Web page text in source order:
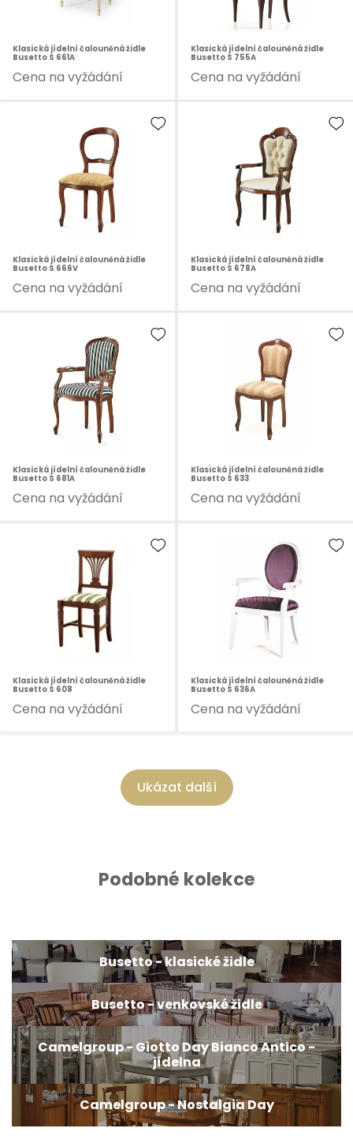
Klasická jídelní čalouněná židle
Busetto S 661A
Cena na vyžádání
Klasická jídelní čalouněná židle
Busetto S 755A
Cena na vyžádání
Klasická jídelní čalouněná židle
Busetto S 666V
Cena na vyžádání
Klasická jídelní čalouněná židle
Busetto S 678A
Cena na vyžádání
Klasická jídelní čalouněná židle
Busetto S 681A
Cena na vyžádání
Klasická jídelní čalouněná židle
Busetto S 633
Cena na vyžádání
Klasická jídelní čalouněná židle
Busetto S 608
Cena na vyžádání
Klasická jídelní čalouněná židle
Busetto S 636A
Cena na vyžádání
Ukázat další
Podobné kolekce
Busetto - klasické židle
Busetto - venkovské židle
Camelgroup - Giotto Day Bianco Antico -
jídelna
Camelgroup - Nostalgia Day